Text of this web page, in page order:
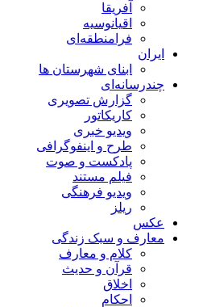
آفریقا
اقیانوسیه
فرامنطقه‌ای
ایران
ابنای شهرستان ها
چندرسانه‌ای
گزارش تصويری
کاریکاتور
ویدیو خبری
طرح و اینفوگرافی
پادکست و صوت
فیلم مستند
ویدیو فرهنگی
ریلز
عکس
معارف و سبک زندگی
کلام و معارف
قرآن و حدیث
اخلاق
احکام